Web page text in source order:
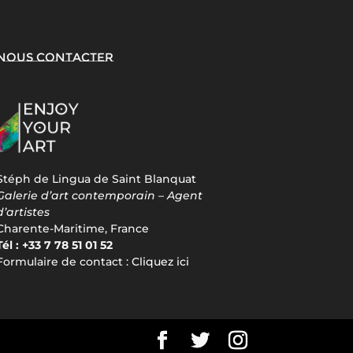
contacter
de Lingua de Saint Blanquat
d’art contemporain – Agent
Maritime, France
: +33 7 78 51 01 52
de contact : Cliquez ici